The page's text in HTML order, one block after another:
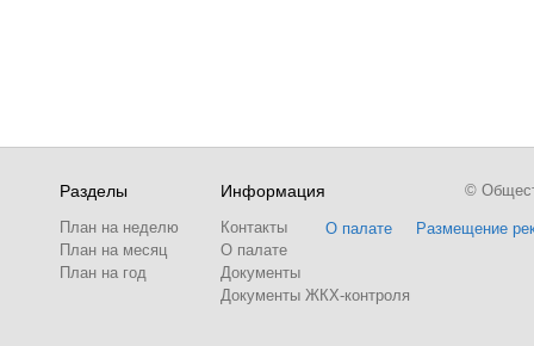
Разделы
План на неделю
План на месяц
План на год
Информация
Контакты
О палате
Документы
Документы ЖКХ-контроля
О палате Размещение
©